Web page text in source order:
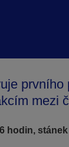
prvního
mezi
hodin, stánek